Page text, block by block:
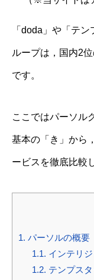
「doda」や「テ
ループは，国内2
です。
ここではパーソル
基本の「き」から
ービスを徹底比較
1. パーソルの概要
1.1. インテリ
1.2. テンプス